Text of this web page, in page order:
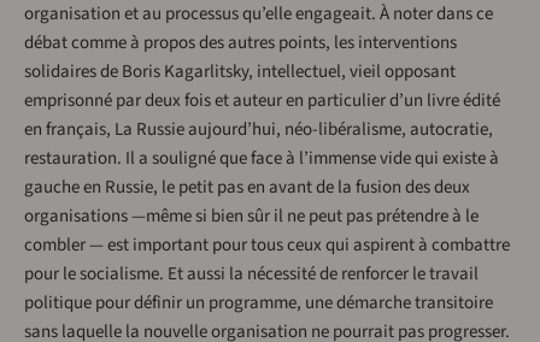
organisation et au processus qu’elle engageait. À noter dans ce
débat comme à propos des autres points, les interventions
solidaires de Boris Kagarlitsky, intellectuel, vieil opposant
emprisonné par deux fois et auteur en particulier d’un livre édité
en français, La Russie aujourd’hui, néo-libéralisme, autocratie,
restauration. Il a souligné que face à l’immense vide qui existe à
gauche en Russie, le petit pas en avant de la fusion des deux
organisations —même si bien sûr il ne peut pas prétendre à le
combler — est important pour tous ceux qui aspirent à combattre
pour le socialisme. Et aussi la nécessité de renforcer le travail
politique pour définir un programme, une démarche transitoire
sans laquelle la nouvelle organisation ne pourrait pas progresser.